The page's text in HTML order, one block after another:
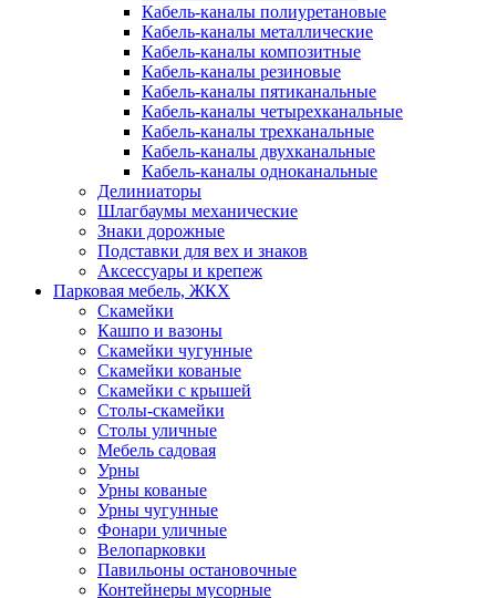
Кабель-каналы полиуретановые
Кабель-каналы металлические
Кабель-каналы композитные
Кабель-каналы резиновые
Кабель-каналы пятиканальные
Кабель-каналы четырехканальные
Кабель-каналы трехканальные
Кабель-каналы двухканальные
Кабель-каналы одноканальные
Делиниаторы
Шлагбаумы механические
Знаки дорожные
Подставки для вех и знаков
Аксессуары и крепеж
Парковая мебель, ЖКХ
Скамейки
Кашпо и вазоны
Скамейки чугунные
Скамейки кованые
Скамейки с крышей
Столы-скамейки
Столы уличные
Мебель садовая
Урны
Урны кованые
Урны чугунные
Фонари уличные
Велопарковки
Павильоны остановочные
Контейнеры мусорные